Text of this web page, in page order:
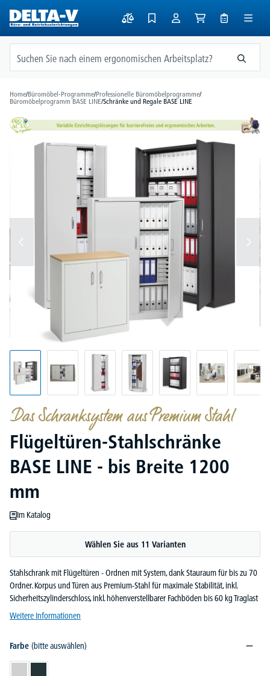
springen
Home/Büromöbel-Programme/Professionelle Büromöbelprogramme/
Büromöbelprogramm BASE LINE/Schränke und Regale BASE LINE
Bildergalerie überspringen
Das Schranksystem aus Premium Stahl
Flügeltüren-Stahlschränke
BASE LINE - bis Breite 1200
mm
Im Katalog
Wählen Sie aus 11 Varianten
Stahlschrank mit Flügeltüren - Ordnen mit System, dank Stauraum für bis zu 70
Ordner. Korpus und Türen aus Premium-Stahl für maximale Stabilität, inkl.
Sicherheitszylinderschloss, inkl. höhenverstellbarer Fachböden bis 60 kg Traglast
Weitere Informationen
Farbe (bitte auswählen)